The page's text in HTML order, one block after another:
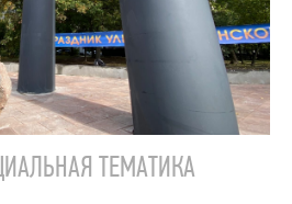
ТЕМАТИКА